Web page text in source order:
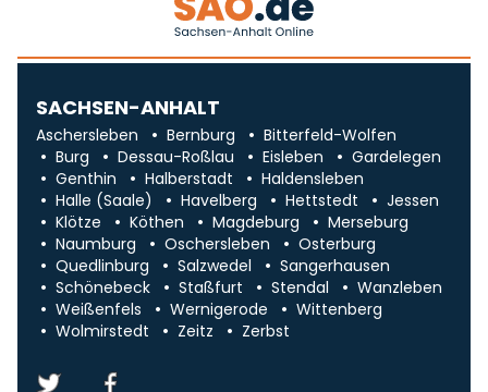
SACHSEN-ANHALT
Aschersleben Bernburg
Bitterfeld-Wolfen
Burg
Dessau-Roßlau Eisleben
Gardelegen
Genthin
Halberstadt
Haldensleben
Halle (Saale)
Havelberg Hettstedt
Jessen
Klötze
Köthen Magdeburg
Merseburg
Naumburg
Oschersleben
Osterburg
Quedlinburg
Salzwedel
Sangerhausen
Schönebeck
Staßfurt Stendal
Wanzleben
Weißenfels
Wernigerode
Wittenberg
Wolmirstedt
Zeitz Zerbst